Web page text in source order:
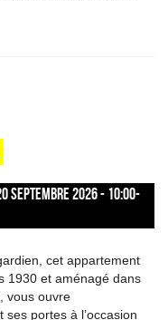
SEPTEMBRE 2026 - 10:00-
cet appartement
1930 et aménagé dans
vous ouvre
portes à l’occasion